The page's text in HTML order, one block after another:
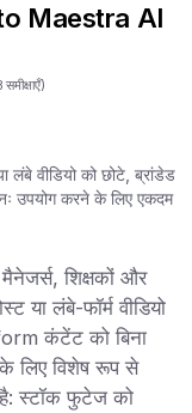
Maestra AI
समीक्षाएँ)
वीडियो को छोटे, ब्रांडेड
उपयोग करने के लिए एकदम
मैनेजर्स, शिक्षकों और
या लंबे-फॉर्म वीडियो
कंटेंट को बिना
लिए विशेष रूप से
है: स्टॉक फुटेज को